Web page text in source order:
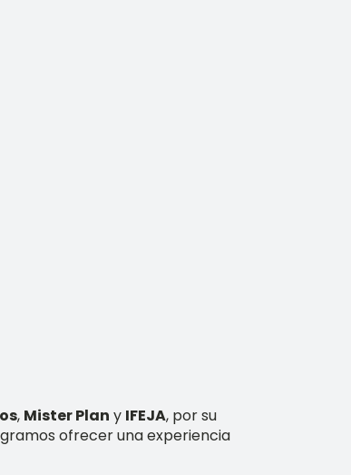
, Mister Plan y IFEJA, por su
ofrecer una experiencia